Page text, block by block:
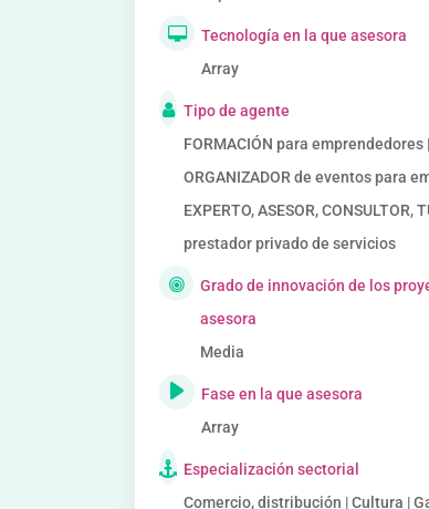
Tecnología en la que asesora
Array
Tipo de agente
FORMACIÓN para emprendedores |
ORGANIZADOR de eventos para
EXPERTO, ASESOR, CONSULTOR,
prestador privado de servicios
Grado de innovación de los
asesora
Media
Fase en la que asesora
Array
Especialización sectorial
Comercio, distribución | Cultura |